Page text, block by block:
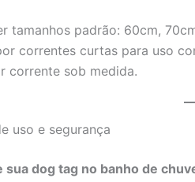
tamanhos padrão: 60cm,
correntes curtas para uso
corrente sob medida.
uso e segurança
sua dog tag no banho de